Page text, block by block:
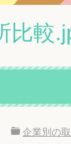
比較
企業別の